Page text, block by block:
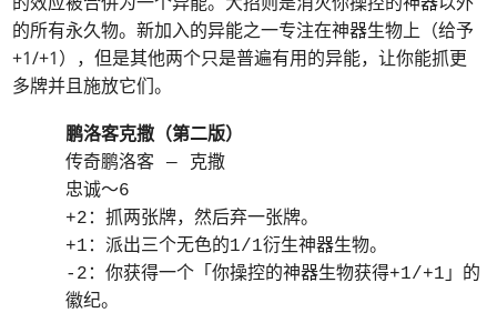
的所有永久物。新加入的异能之一专注在神器生物上（给予
+1/+1），但是其他两个只是普遍有用的异能，让你能抓更
多牌并且施放它们。
鹏洛客克撒（第二版）
传奇鹏洛客 — 克撒
忠诚～6
+2：抓两张牌，然后弃一张牌。
+1：派出三个无色的1/1衍生神器生物。
-2：你获得一个「你操控的神器生物获得+1/+1」的
徽纪。